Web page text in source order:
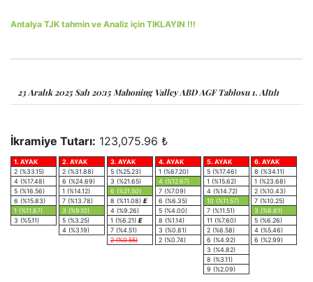
Antalya TJK tahmin ve Analiz için TIKLAYIN !!!
23 Aralık 2025 Salı 20:15 Mahoning Valley ABD AGF Tablosu 1. Altılı
İkramiye Tutarı: 123,075.96 ₺
1. AYAK
2 (%33.15)
4 (%17.48)
5 (%16.56)
6 (%15.83)
1 (%11.87)
3 (%5.11)
2. AYAK
2 (%31.88)
6 (%24.69)
1 (%14.12)
7 (%13.78)
3 (%9.10)
5 (%3.25)
4 (%3.19)
3. AYAK
5 (%25.23)
3 (%21.65)
6 (%21.50)
8 (%11.08) E
4 (%9.26)
1 (%6.21) E
7 (%4.51)
2 (%0.55)
4. AYAK
1 (%67.20)
4 (%12.67)
7 (%7.09)
6 (%6.35)
5 (%4.00)
8 (%1.14)
3 (%0.81)
2 (%0.74)
5. AYAK
5 (%17.46)
1 (%15.62)
4 (%14.72)
10 (%11.57)
7 (%11.51)
11 (%7.60)
2 (%6.58)
6 (%4.92)
3 (%4.82)
8 (%3.11)
9 (%2.09)
6. AYAK
8 (%34.11)
1 (%23.68)
2 (%10.43)
7 (%10.25)
3 (%6.81)
5 (%6.26)
4 (%5.46)
6 (%2.99)